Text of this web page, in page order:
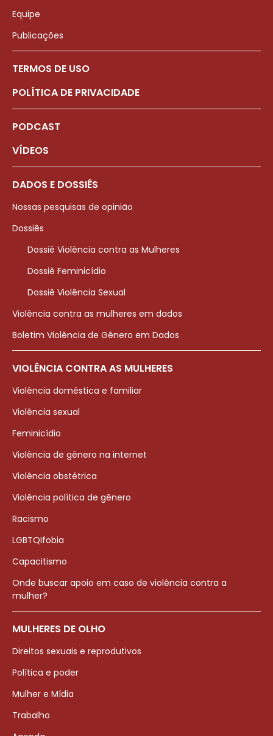
Equipe
Publicações
TERMOS DE USO
POLÍTICA DE PRIVACIDADE
PODCAST
VÍDEOS
DADOS E DOSSIÊS
Nossas pesquisas de opinião
Dossiês
Dossiê Violência contra as Mulheres
Dossiê Feminicídio
Dossiê Violência Sexual
Violência contra as mulheres em dados
Boletim Violência de Gênero em Dados
VIOLÊNCIA CONTRA AS MULHERES
Violência doméstica e familiar
Violência sexual
Feminicídio
Violência de gênero na internet
Violência obstétrica
Violência política de gênero
Racismo
LGBTQIfobia
Capacitismo
Onde buscar apoio em caso de violência contra a
mulher?
MULHERES DE OLHO
Direitos sexuais e reprodutivos
Política e poder
Mulher e Mídia
Trabalho